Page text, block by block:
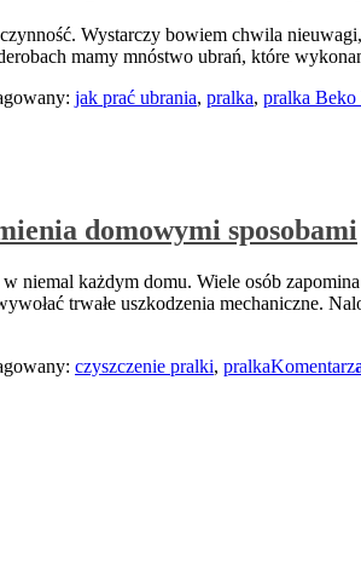
Wystarczy bowiem chwila
mamy mnóstwo ubrań, które
jak prać ubrania, pralka, pralka
domowymi sposobami
niemal każdym domu. Wiele osób
trwałe uszkodzenia mechaniczne.
czyszczenie pralki, pralkaKomentarz